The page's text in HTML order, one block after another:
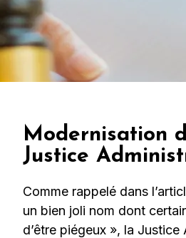
Modernisation
Justice
Comme rappelé dans
un bien joli nom dont
d’être piégeux », la